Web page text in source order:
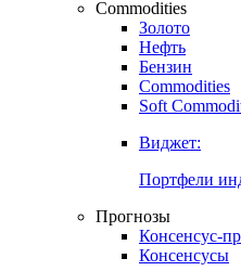
Виджет:
Карта
Commodities
Золото
Бензин
Soft
Виджет:
Портфели